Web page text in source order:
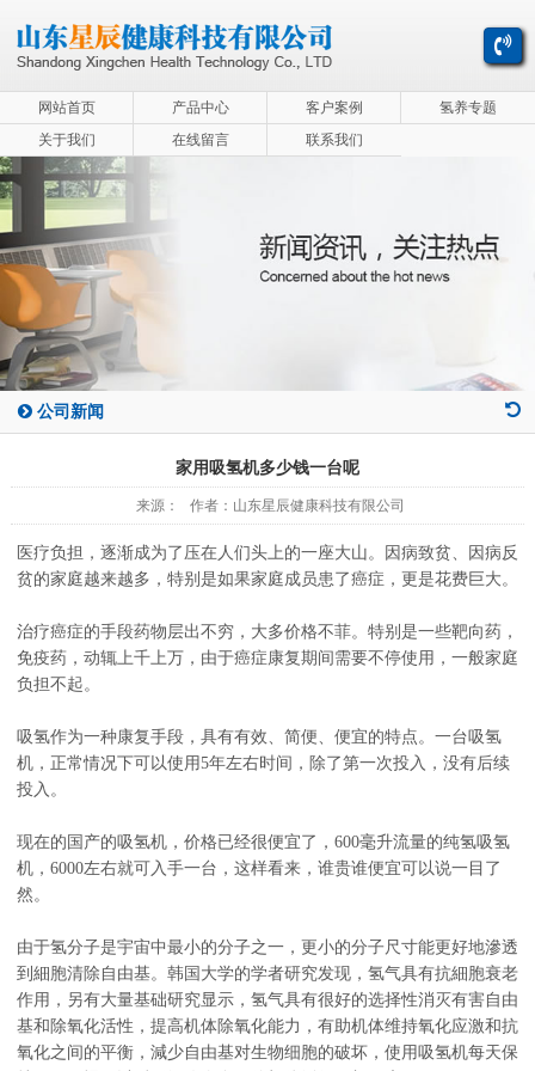
网站首页 产品中心 客户案例
氢养专题
关于我们
在线留言 联系我们
公司新闻
家用吸氢机多少钱一台呢
来源： 作者：山东星辰健康科技有限公司
医疗负担，逐渐成为了压在人们头上的一座大山。因病致贫、因病反
贫的家庭越来越多，特别是如果家庭成员患了癌症，更是花费巨大。
治疗癌症的手段药物层出不穷，大多价格不菲。特别是一些靶向药，
免疫药，动辄上千上万，由于癌症康复期间需要不停使用，一般家庭
负担不起。
吸氢作为一种康复手段，具有有效、简便、便宜的特点。一台吸氢
机，正常情况下可以使用5年左右时间，除了第一次投入，没有后续
投入。
现在的国产的吸氢机，价格已经很便宜了，600毫升流量的纯氢吸氢
机，6000左右就可入手一台，这样看来，谁贵谁便宜可以说一目了
然。
由于氢分子是宇宙中最小的分子之一，更小的分子尺寸能更好地滲透
到細胞清除自由基。韩国大学的学者研究发现，氢气具有抗細胞衰老
作用，另有大量基础研究显示，氢气具有很好的选择性消灭有害自由
基和除氧化活性，提高机体除氧化能力，有助机体维持氧化应激和抗
氧化之间的平衡，減少自由基对生物细胞的破坏，使用吸氢机每天保